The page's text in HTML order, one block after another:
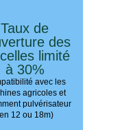
Taux de
des
limité
à 30%
avec les
agricoles et
pulvérisateur
12 ou 18m)